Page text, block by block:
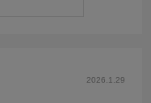
2026.1.29